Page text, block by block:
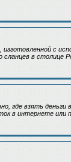
с
в столице
где взять деньги
в интернете или